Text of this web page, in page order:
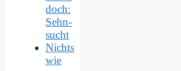
doch:
Sehn­
sucht
Nichts
wie